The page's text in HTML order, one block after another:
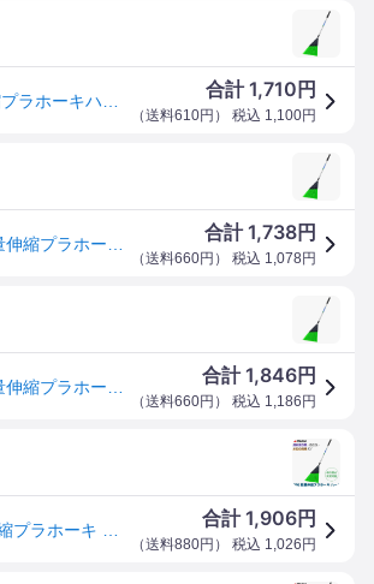
合計1,710 円
（送料610円 ） 税込 1,100円
合計1,738円
（送料660円 ） 税込 1,078 円
合計1,846円
（送料660円 ） 税込 1,186 円
合計1,906円
（送料880円 ） 税込 1,026 円